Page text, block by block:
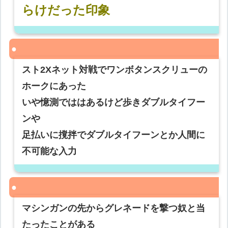
らけだった印象
スト2Xネット対戦でワンボタンスクリューの
ホークにあった
いや憶測でははあるけど歩きダブルタイフー
ンや
足払いに撹拌でダブルタイフーンとか人間に
不可能な入力
マシンガンの先からグレネードを撃つ奴と当
たったことがある